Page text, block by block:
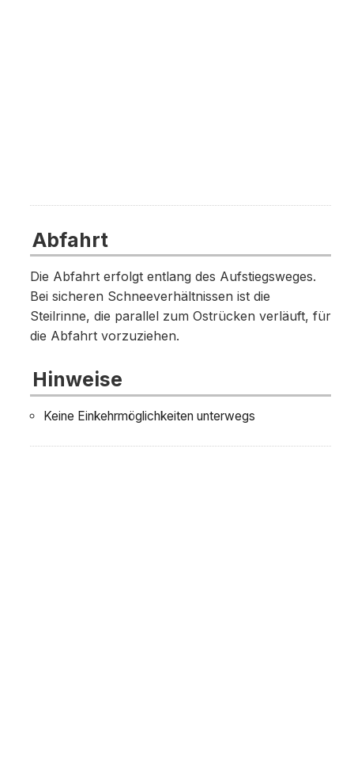
Abfahrt
Die Abfahrt erfolgt entlang des Aufstiegsweges.
Bei sicheren Schneeverhältnissen ist die
Steilrinne, die parallel zum Ostrücken verläuft, für
die Abfahrt vorzuziehen.
Hinweise
Keine Einkehrmöglichkeiten unterwegs